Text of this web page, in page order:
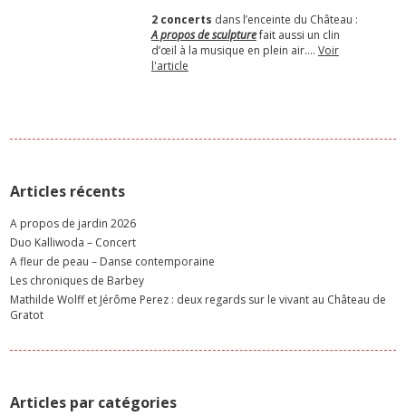
2 concerts dans l’enceinte du Château :
A propos de sculpturefait aussi un clin
d’œil à la musique en plein air.… Voir
l'article
Articles récents
A propos de jardin 2026
Duo Kalliwoda – Concert
A fleur de peau – Danse contemporaine
Les chroniques de Barbey
Mathilde Wolff et Jérôme Perez : deux regards sur le vivant au Château de
Gratot
Articles par catégories